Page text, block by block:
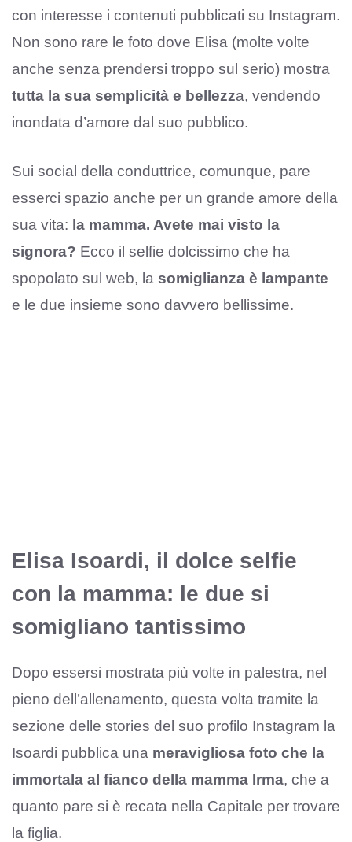
con interesse i contenuti pubblicati su Instagram.
Non sono rare le foto dove Elisa (molte volte
anche senza prendersi troppo sul serio) mostra
tutta la sua semplicità e bellezza, vendendo
inondata d’amore dal suo pubblico.
Sui social della conduttrice, comunque, pare
esserci spazio anche per un grande amore della
sua vita: la mamma. Avete mai visto la
signora? Ecco il selfie dolcissimo che ha
spopolato sul web, la somiglianza è lampante
e le due insieme sono davvero bellissime.
Elisa Isoardi, il dolce selfie
con la mamma: le due si
somigliano tantissimo
Dopo essersi mostrata più volte in palestra, nel
pieno dell’allenamento, questa volta tramite la
sezione delle stories del suo profilo Instagram la
Isoardi pubblica una meravigliosa foto che la
immortala al fianco della mamma Irma, che a
quanto pare si è recata nella Capitale per trovare
la figlia.